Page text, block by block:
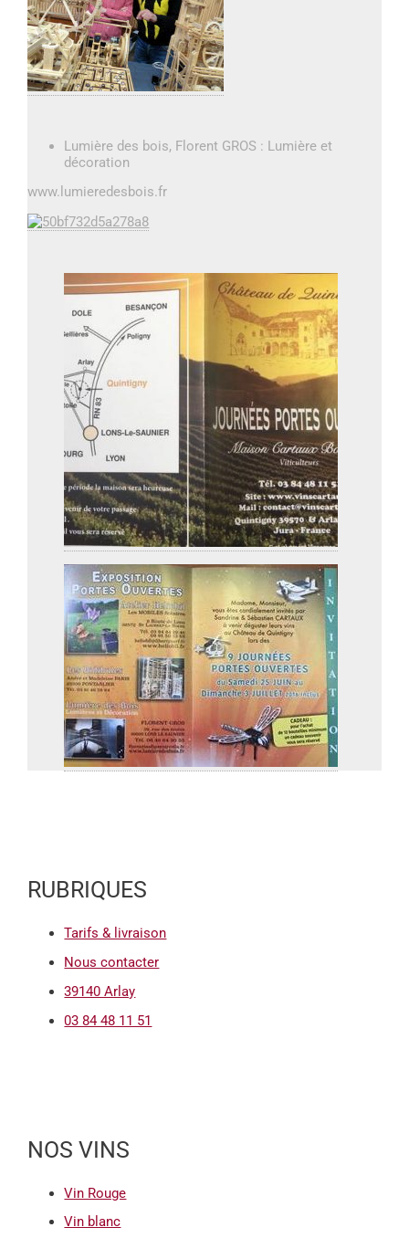
Lumière des bois, Florent GROS : Lumière et
décoration
www.lumieredesbois.fr
RUBRIQUES
Tarifs & livraison
Nous contacter
39140 Arlay
03 84 48 11 51
NOS VINS
Vin Rouge
Vin blanc